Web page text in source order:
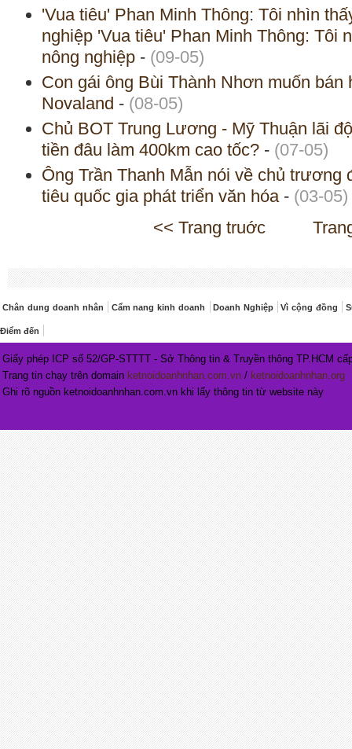
'Vua tiêu' Phan Minh Thông: Tôi nhìn
nghiệp 'Vua tiêu' Phan Minh Thông: Tôi
nông nghiệp - (09-05)
Con gái ông Bùi Thành Nhơn muốn bán
Novaland - (08-05)
Chủ BOT Trung Lương - Mỹ Thuận lãi
tiền đâu làm 400km cao tốc? - (07-05)
Ông Trần Thanh Mẫn nói về chủ
tiêu quốc gia phát triển văn hóa - (03-05)
<< Trang truớc
Chân dung doanh nhân Cẩm nang kinh doanh Doanh Nghiệp Vì cộng đồng
Điểm đến
Giấy phép ICP số 52/GP-STTTT - Sở Thông tin & Truyền thông TP.HCM
Trang tin chạy trên domain ketnoidoanhnhan.com.vn / ketnoidoanhnhan.org
Ghi rõ nguồn ketnoidoanhnhan.com.vn khi lấy thông tin từ website này